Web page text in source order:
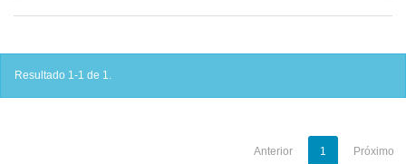
Resultado 1-1 de 1.
Anterior 1 Próximo